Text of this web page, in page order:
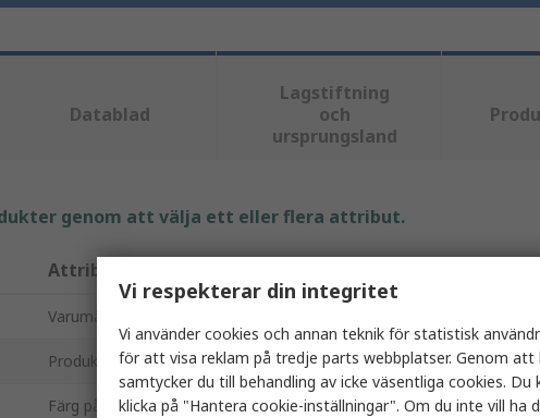
Datablad
Lagstiftning
och
ursprungsland
genom att välja ett eller flera attribut.
Attribut
Varumärke
Produkttyp Kopplingstråd
Färg på mantel Blå
Vi respekterar din integritet
Vi använder cookies och annan teknik för statistisk
för att visa reklam på tredje parts webbplatser. Genom att
samtycker du till behandling av icke väsentliga cookies.
klicka på "Hantera cookie-inställningar". Om du inte vill ha